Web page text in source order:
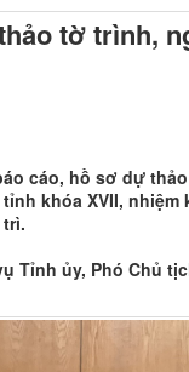
tờ trình,
cáo, hồ sơ dự
khóa XVII, nhiệm
Tỉnh ủy, Phó Chủ